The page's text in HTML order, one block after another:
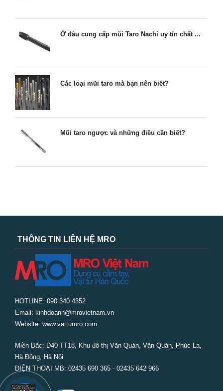
Ở đâu cung cấp mũi Taro Nachi uy tín chất ...
Các loại mũi taro mà bạn nên biết?
Mũi taro ngược và những điều cần biết?
THÔNG TIN LIÊN HỆ MRO
HOTLINE: 090 340 4352
Email: kinhdoanh@mrovietnam.vn
Website: www.vattumro.com
Miền Bắc: D40 TT18, Khu đô thị Văn Quán, Văn Quán, Phúc La,
Hà Đông, Hà Nội
ĐIỆN THOẠI MB: 02435 690 365 - 02435 642 966